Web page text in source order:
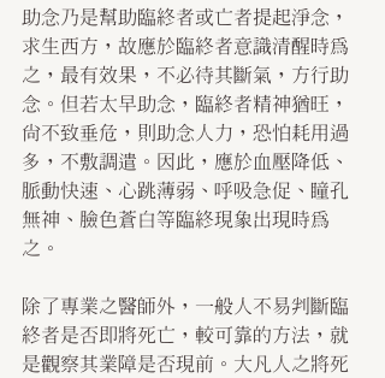
助念乃是幫助臨終者或亡者提起淨念，
求生西方，故應於臨終者意識清醒時為
之，最有效果，不必待其斷氣，方行助
念。但若太早助念，臨終者精神猶旺，
尚不致垂危，則助念人力，恐怕耗用過
多，不敷調遣。因此，應於血壓降低、
脈動快速、心跳薄弱、呼吸急促、瞳孔
無神、臉色蒼白等臨終現象出現時為
之。
除了專業之醫師外，一般人不易判斷臨
終者是否即將死亡，較可靠的方法，就
是觀察其業障是否現前。大凡人之將死